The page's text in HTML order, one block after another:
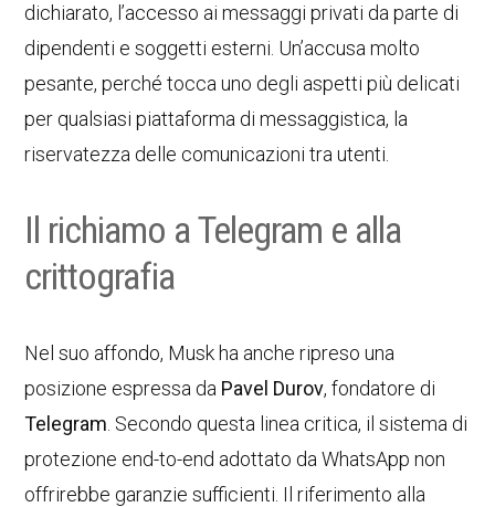
dichiarato, l’accesso ai messaggi privati da parte di
dipendenti e soggetti esterni. Un’accusa molto
pesante, perché tocca uno degli aspetti più delicati
per qualsiasi piattaforma di messaggistica, la
riservatezza delle comunicazioni tra utenti.
Il richiamo a Telegram e alla
crittografia
Nel suo affondo, Musk ha anche ripreso una
posizione espressa da Pavel Durov, fondatore di
Telegram . Secondo questa linea critica, il sistema di
protezione end-to-end adottato da WhatsApp non
offrirebbe garanzie sufficienti. Il riferimento alla